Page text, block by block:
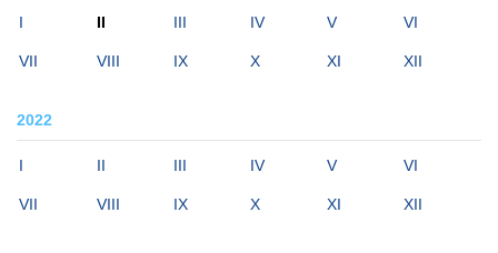
I II III IV V VI
VII VIII IX X XI XII
2022
I II III IV V VI
VII VIII IX X XI XII